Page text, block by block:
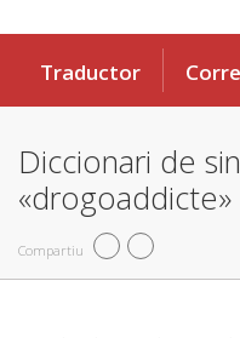
Traductor
Diccionari de
«drogoaddicte»
Compartiu